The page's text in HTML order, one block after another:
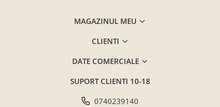
COVOARE PUFOASE(SHAGGY)FIR
Banci gradina si terasa
MAGAZINUL MEU
CLIENTI
DATE COMERCIALE
SUPORT CLIENTI 10-18
0740239140